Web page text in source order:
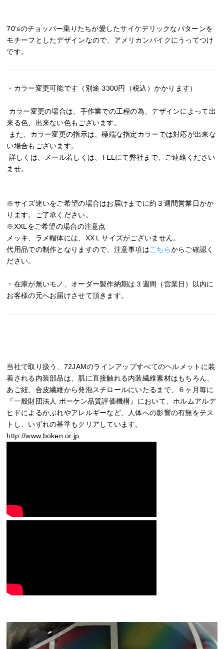
70’sのチョッパー乗りたちが愛したサイケデリックなパターンを
モチーフとしたデザインなので、アメリカンバイクにうってつけ
です。
・カラー変更可能です（別途 3300円（税込）かかります）
カラー変更の場合は、手作業での工程の為、デザインによって出
来る色、出来ない色もございます。
また、カラー変更の指示は、極端な指定カラーでは対応が出来な
い場合もございます。
詳しくは、メール若しくは、TELにて弊社まで、ご連絡ください
ませ。
※サイズ違いをご希望の場合はお届けまでに約３週間営業日かか
ります。ご了承ください。
※XXLをご希望の場合の注意点
メッキ、ラメ帽体には、XXＬサイズがございません。
代用品での制作となりますので、注意事項はこちらからご確認く
ださい。
・在庫が無いモノ、オーダー製作納期は３週間（営業日）以内に
お客様の元へお届けさせて頂きます。
当社で取り扱う、72JAMのラインアップすべてのヘルメットに装
着される内装部品は、肌に直接触れる内装繊維素材はもちろん、
あご紐、合皮繊維から発泡スチロールにいたるまで、６ヶ月毎に
『一般財団法人 ボーケン品質評価機構』において、ホルムアルデ
ヒドによるかぶれやアレルギーなど、人体への影響の有無をテス
トし、いずれの基準もクリアしています。
http://www.boken.or.jp